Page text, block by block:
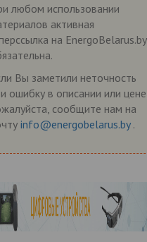
любом использовании
активная
на EnergoBelarus.by
Вы заметили неточность
ошибку в описании или цене,
сообщите нам на
info@energobelarus.by .